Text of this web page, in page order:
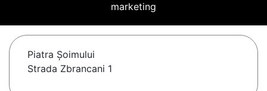
marketing
Piatra Şoimului
Strada Zbrancani 1